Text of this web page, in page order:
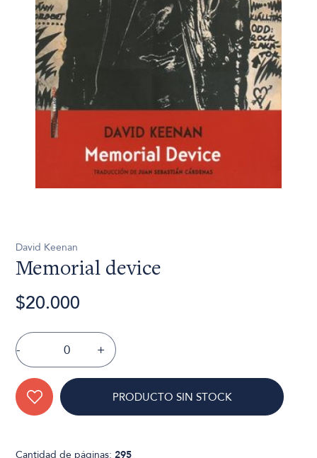
David Keenan
Memorial device
$20.000
- +
PRODUCTO SIN STOCK
Cantidad de páginas:295